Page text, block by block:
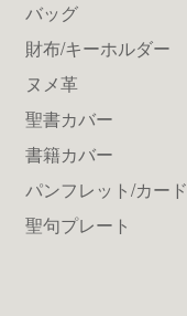
バッグ
財布/キーホルダー
ヌメ革
聖書カバー
書籍カバー
パンフレット/カード
聖句プレート